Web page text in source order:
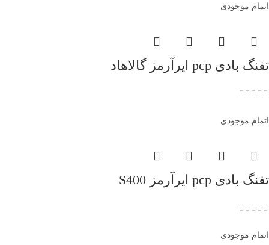
اتمام موجودی
تفنگ بادی pcp ایرآرمز گالاهاد
اتمام موجودی
تفنگ بادی pcp ایرآرمز S400
اتمام موجودی